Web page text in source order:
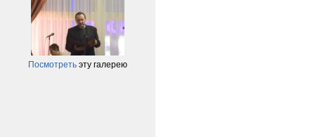
Посмотреть эту галерею